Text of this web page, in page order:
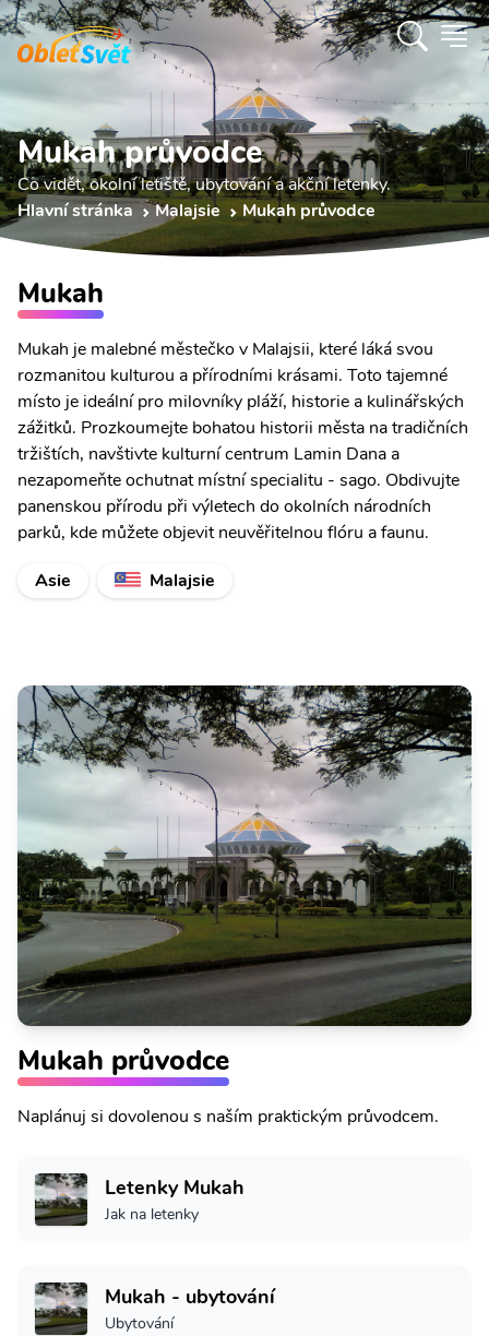
Mukah průvodce
Co vidět, okolní letiště, ubytování a akční letenky.
Hlavní stránka
Malajsie Mukah průvodce
Mukah
Mukah je malebné městečko v Malajsii, které láká svou
rozmanitou kulturou a přírodními krásami. Toto tajemné
místo je ideální pro milovníky pláží, historie a kulinářských
zážitků. Prozkoumejte bohatou historii města na tradičních
tržištích, navštivte kulturní centrum Lamin Dana a
nezapomeňte ochutnat místní specialitu - sago. Obdivujte
panenskou přírodu při výletech do okolních národních
parků, kde můžete objevit neuvěřitelnou flóru a faunu.
Asie
Malajsie
Mukah průvodce
Naplánuj si dovolenou s naším praktickým průvodcem.
Letenky Mukah
Jak na letenky
Mukah - ubytování
Ubytování